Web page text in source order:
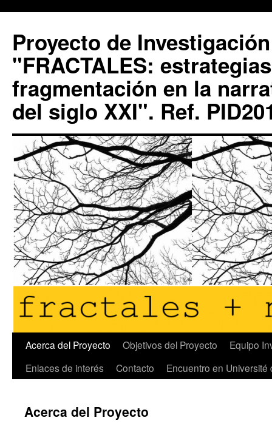
Proyecto de
"FRACTALES:
fragmentación en la
del siglo XXI". Ref.
Acerca del Proyecto Objetivos del Proyecto
Equipo
Enlaces de interés
Contacto Encuentro en
Acerca del Proyecto